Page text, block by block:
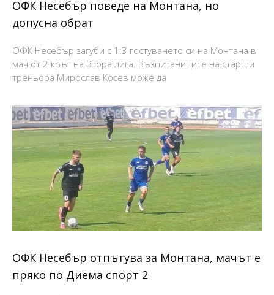
ОФК Несебър поведе на Монтана, но
допусна обрат
ОФК Несебър загуби с 1:3 гостуването си на Монтана в
мач от 2 кръг на Втора лига. Възпитаниците на старши
треньора Мирослав Косев може да
ОФК Несебър отпътува за Монтана, мачът е
пряко по Диема спорт 2